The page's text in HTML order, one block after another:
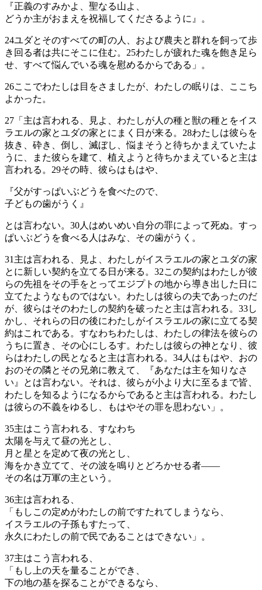
『正義のすみかよ、聖なる山よ、
どうか主がおまえを祝福してくださるように』。
24ユダとそのすべての町の人、および農夫と群れを飼って歩
き回る者は共にそこに住む。 25わたしが疲れた魂を飽き足ら
せ、すべて悩んでいる魂を慰めるからである」。
26ここでわたしは目をさましたが、わたしの眠りは、ここち
よかった。
27 「主は言われる、見よ、わたしが人の種と獣の種とをイス
ラエルの家とユダの家とにまく日が来る。 28わたしは彼らを
抜き、砕き、倒し、滅ぼし、悩まそうと待ちかまえていたよ
うに、また彼らを建て、植えようと待ちかまえていると主は
言われる。 29その時、彼らはもはや、
『父がすっぱいぶどうを食べたので、
子どもの歯がうく』
とは言わない。 30人はめいめい自分の罪によって死ぬ。すっ
ぱいぶどうを食べる人はみな、その歯がうく。
31 主は言われる、見よ、わたしがイスラエルの家とユダの家
とに新しい契約を立てる日が来る。 32この契約はわたしが彼
らの先祖をその手をとってエジプトの地から導き出した日に
立てたようなものではない。わたしは彼らの夫であったのだ
が、彼らはそのわたしの契約を破ったと主は言われる。 33し
かし、それらの日の後にわたしがイスラエルの家に立てる契
約はこれである。すなわちわたしは、わたしの律法を彼らの
うちに置き、その心にしるす。わたしは彼らの神となり、彼
らはわたしの民となると主は言われる。 34人はもはや、おの
おのその隣とその兄弟に教えて、『あなたは主を知りなさ
い』とは言わない。それは、彼らが小より大に至るまで皆、
わたしを知るようになるからであると主は言われる。わたし
は彼らの不義をゆるし、もはやその罪を思わない」。
35主はこう言われる、すなわち
太陽を与えて昼の光とし、
月と星とを定めて夜の光とし、
海をかき立てて、その波を鳴りとどろかせる者――
その名は万軍の主という。
36主は言われる、
「もしこの定めがわたしの前ですたれてしまうなら、
イスラエルの子孫もすたって、
永久にわたしの前で民であることはできない」。
37主はこう言われる、
「もし上の天を量ることができ、
下の地の基を探ることができるなら、